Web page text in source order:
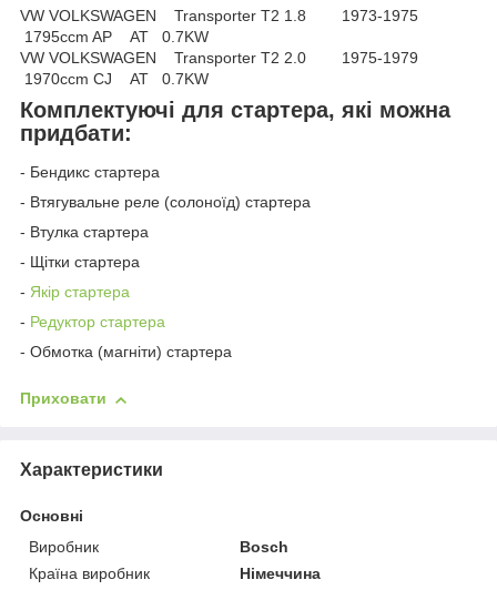
VW VOLKSWAGEN Transporter T2 1.8 1973-1975
1795ccm AP AT 0.7KW
VW VOLKSWAGEN Transporter T2 2.0 1975-1979
1970ccm CJ AT 0.7KW
Комплектуючі для стартера, які можна
придбати:
- Бендикс стартера
- Втягувальне реле (солоноїд) стартера
- Втулка стартера
- Щітки стартера
- Якір стартера
- Редуктор стартера
- Обмотка (магніти) стартера
Приховати
Характеристики
Основні
Виробник
Bosch
Країна виробник
Німеччина